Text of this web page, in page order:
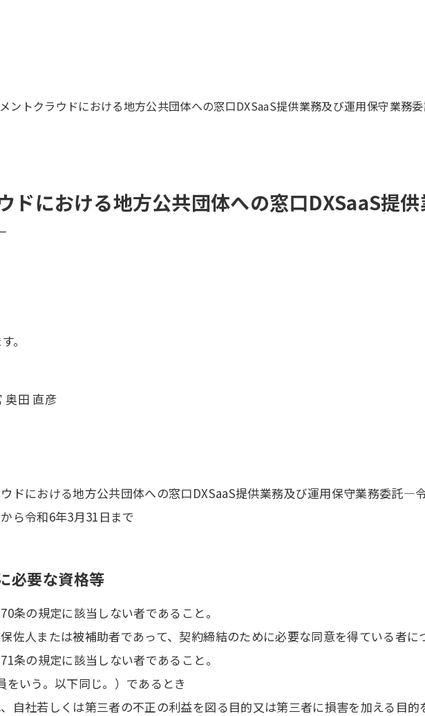
ントクラウドにおける地方公共団体への窓口DXSaaS提供業務及び運用保守業
ドにおける地方公共団体への窓口DXSaaS提
。
奥田 直彦
ドにおける地方公共団体への窓口DXSaaS提供業務及び運用保守業務委託―
ら令和6年3月31日まで
必要な資格等
条の規定に該当しない者であること。
佐人または被補助者であって、契約締結のために必要な同意を得ている者に
条の規定に該当しない者であること。
をいう。以下同じ。）であるとき
、自社若しくは第三者の不正の利益を図る目的又は第三者に損害を加える目